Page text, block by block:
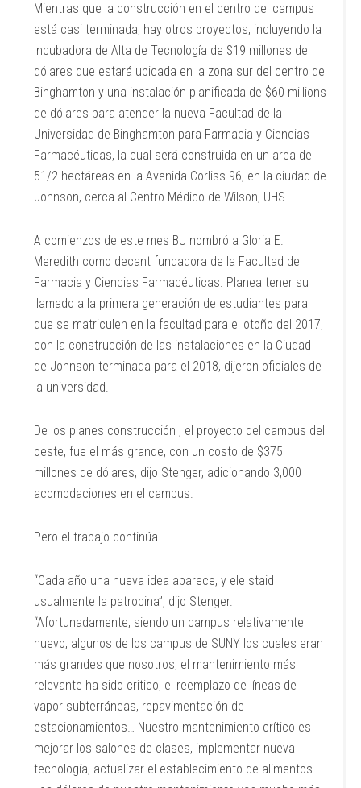
Mientras que la construcción en el centro del campus
está casi terminada, hay otros proyectos, incluyendo la
Incubadora de Alta de Tecnología de $19 millones de
dólares que estará ubicada en la zona sur del centro de
Binghamton y una instalación planificada de $60 millions
de dólares para atender la nueva Facultad de la
Universidad de Binghamton para Farmacia y Ciencias
Farmacéuticas, la cual será construida en un area de
51/2 hectáreas en la Avenida Corliss 96, en la ciudad de
Johnson, cerca al Centro Médico de Wilson, UHS.
A comienzos de este mes BU nombró a Gloria E.
Meredith como decant fundadora de la Facultad de
Farmacia y Ciencias Farmacéuticas. Planea tener su
llamado a la primera generación de estudiantes para
que se matriculen en la facultad para el otoño del 2017,
con la construcción de las instalaciones en la Ciudad
de Johnson terminada para el 2018, dijeron oficiales de
la universidad.
De los planes construcción , el proyecto del campus del
oeste, fue el más grande, con un costo de $375
millones de dólares, dijo Stenger, adicionando 3,000
acomodaciones en el campus.
Pero el trabajo continúa.
“Cada año una nueva idea aparece, y ele staid
usualmente la patrocina”, dijo Stenger.
“Afortunadamente, siendo un campus relativamente
nuevo, algunos de los campus de SUNY los cuales eran
más grandes que nosotros, el mantenimiento más
relevante ha sido critico, el reemplazo de líneas de
vapor subterráneas, repavimentación de
estacionamientos… Nuestro mantenimiento crítico es
mejorar los salones de clases, implementar nueva
tecnología, actualizar el establecimiento de alimentos.